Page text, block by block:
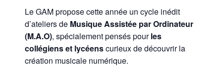
Le GAM propose cette année un cycle inédit
d’ateliers de Musique Assistée par Ordinateur
(M.A.O), spécialement pensés pourles
collégiens et lycéenscurieux de découvrir la
création musicale numérique.